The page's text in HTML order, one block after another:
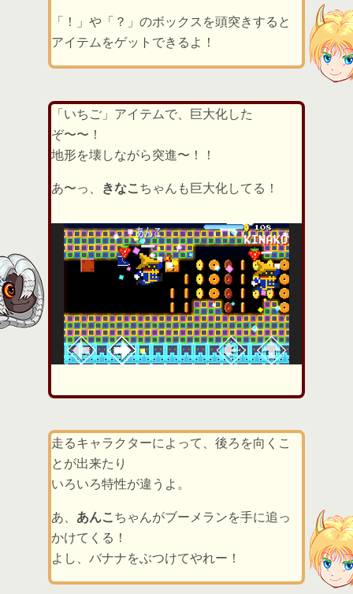
「！」や「？」のボックスを頭突きすると
アイテムをゲットできるよ！
「いちご」アイテムで、巨大化した
ぞ〜〜！
地形を壊しながら突進〜！！
あ〜っ、 きなこ ちゃんも巨大化してる！
走るキャラクターによって、後ろを向くこ
とが出来たり
いろいろ特性が違うよ。
あ、 あんこちゃんがブーメランを手に追っ
かけてくる！
よし、バナナをぶつけてやれー！